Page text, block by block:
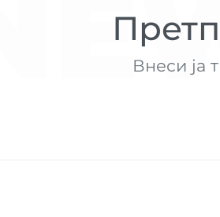
Внеси ја